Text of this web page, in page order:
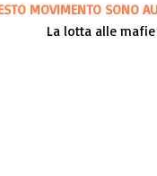
MOVIMENTO SONO
La lotta alle